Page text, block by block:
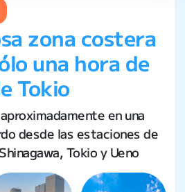
zona costera
una hora de
Tokio
en una
desde las estaciones de
Tokio y Ueno